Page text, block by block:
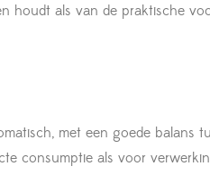
houdt als van de praktische
met een goede
consumptie als voor